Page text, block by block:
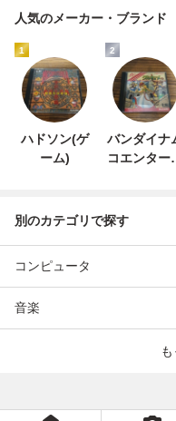
人気のメーカー・ブランド
1
ハドソン(ゲ
ーム)
2
バンダイナ
コエンター
別のカテゴリで探す
コンピュータ
音楽